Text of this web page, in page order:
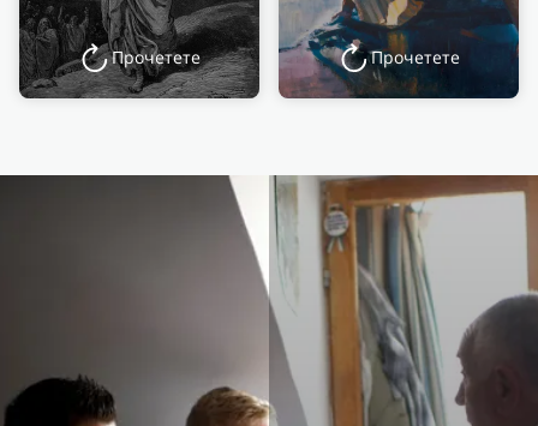
Прочетете Прочетете